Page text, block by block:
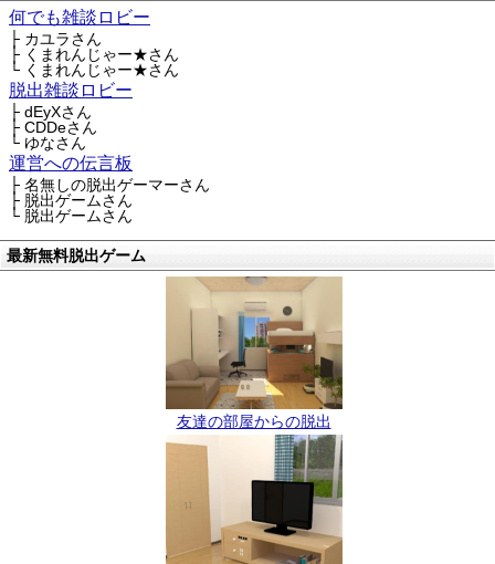
何でも雑談ロビー
├ カユラさん
├ くまれんじゃー★さん
└ くまれんじゃー★さん
脱出雑談ロビー
├ dEyXさん
├ CDDeさん
└ ゆなさん
運営への伝言板
├ 名無しの脱出ゲーマーさん
├ 脱出ゲームさん
└ 脱出ゲームさん
最新無料脱出ゲーム
友達の部屋からの脱出